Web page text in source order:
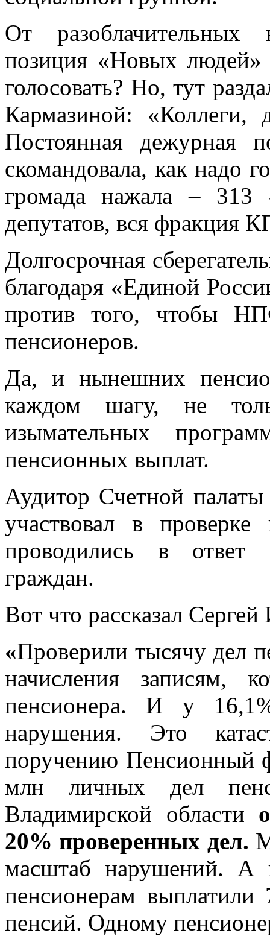
От разоблачительных
позиция «Новых людей»
голосовать? Но, тут
Кармазиной: «Коллеги,
Постоянная дежурная
скомандовала, как надо
громада нажала – 313
депутатов, вся фракция
Долгосрочная
благодаря «Единой
против того, чтобы
пенсионеров.
Да, и нынешних
каждом шагу, не
изымательных
пенсионных выплат.
Аудитор Счетной палаты
участвовал в
проводились в ответ
граждан.
Вот что рассказал
«Проверили тысячу дел
начисления записям,
пенсионера. И у
нарушения. Это
поручению Пенсионный
млн личных дел
Владимирской области
20% проверенных дел.
масштаб нарушений. А
пенсионерам
пенсий. Одному